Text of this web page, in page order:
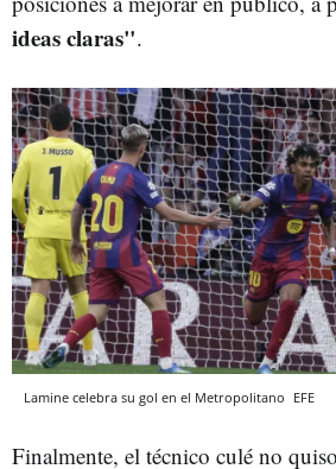
ideas claras".
Lamine celebra su gol en el Metropolitano EFE
Finalmente, el técnico culé no